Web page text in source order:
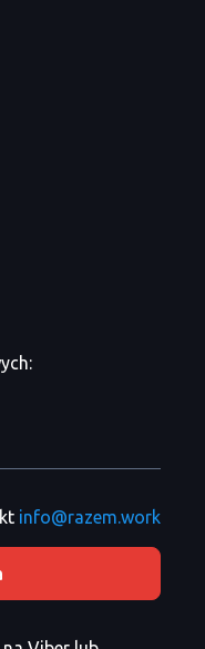
info@razem.work